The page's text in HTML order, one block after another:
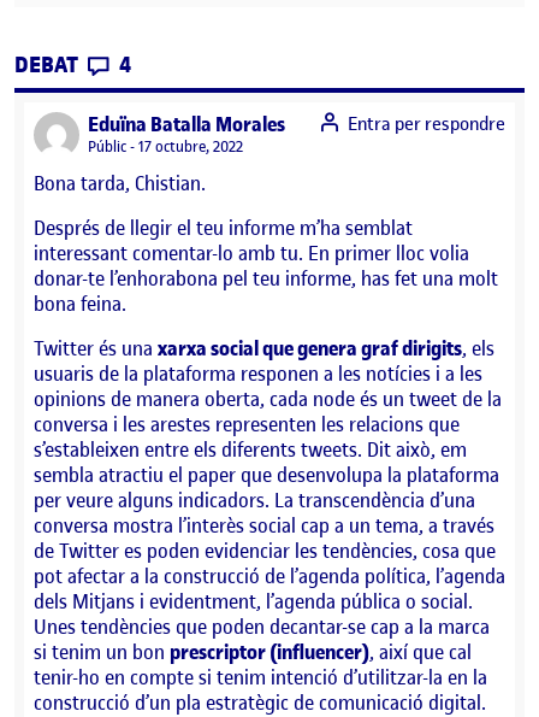
DEBAT CONTRIBUTIONS
4EL PAC 1 – PERFIL DELS USUARIS DE
Eduïna Batalla Moralessays:
Visibilitat:
Públic 17 octubre, 2022
Bona tarda, Chistian.
Després de llegir el teu informe m’ha semblat
interessant comentar-lo amb tu. En primer lloc volia
donar-te l’enhorabona pel teu informe, has fet una molt
bona feina.
Twitter és una xarxa social que genera graf dirigits, els
usuaris de la plataforma responen a les notícies i a les
opinions de manera oberta, cada node és un tweet de la
conversa i les arestes representen les relacions que
s’estableixen entre els diferents tweets. Dit això, em
sembla atractiu el paper que desenvolupa la plataforma
per veure alguns indicadors. La transcendència d’una
conversa mostra l’interès social cap a un tema, a través
de Twitter es poden evidenciar les tendències, cosa que
pot afectar a la construcció de l’agenda política, l’agenda
dels Mitjans i evidentment, l’agenda pública o social.
Unes tendències que poden decantar-se cap a la marca
si tenim un bon prescriptor (influencer), així que cal
tenir-ho en compte si tenim intenció d’utilitzar-la en la
construcció d’un pla estratègic de comunicació digital.
Entra per respondre